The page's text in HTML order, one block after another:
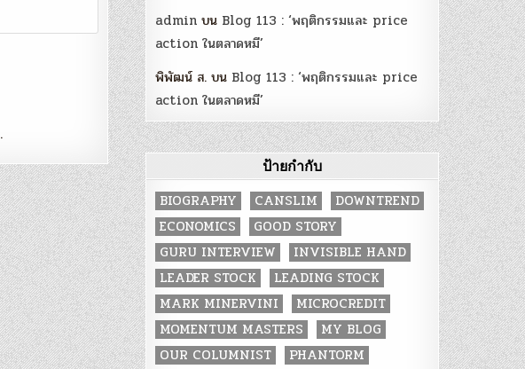
.
admin บน Blog 113 : ‘พฤติกรรมและ price
action ในตลาดหมี’
พิพัฒน์ ส. บน Blog 113 : ‘พฤติกรรมและ price
action ในตลาดหมี’
ป้ายกำกับ
BIOGRAPHY CANSLIM
DOWNTREND
ECONOMICS
GOOD STORY
GURU INTERVIEW
INVISIBLE HAND
LEADER STOCK
LEADING STOCK
MARK MINERVINI
MICROCREDIT
MOMENTUM MASTERS
MY BLOG
OUR COLUMNIST
PHANTORM